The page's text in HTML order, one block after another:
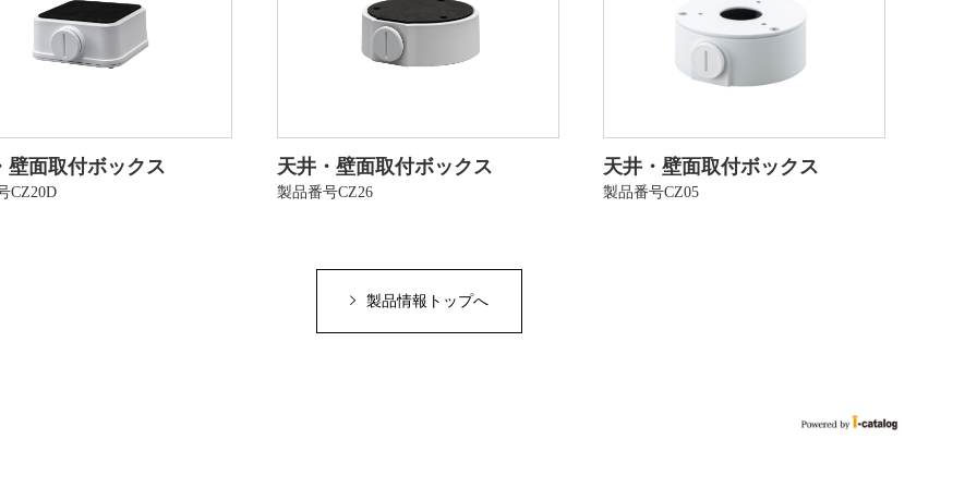
壁面取付ボックス
CZ20D
天井・壁面取付ボックス
製品番号CZ26
天井・壁面取付ボックス
製品番号CZ05
製品情報トップへ